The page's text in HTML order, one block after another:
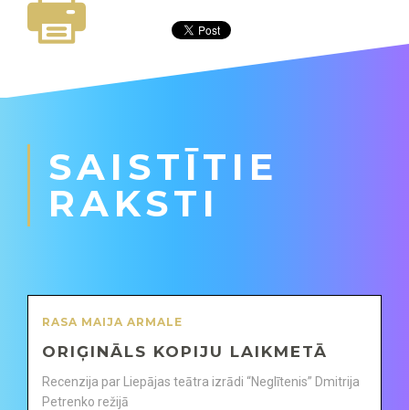
SAISTĪTIE
RAKSTI
RASA MAIJA ARMALE
ORIĢINĀLS KOPIJU LAIKMETĀ
Recenzija par Liepājas teātra izrādi “Neglītenis” Dmitrija
Petrenko režijā